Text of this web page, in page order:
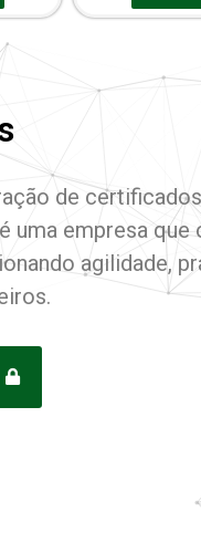
de
uma empresa
agilidade,